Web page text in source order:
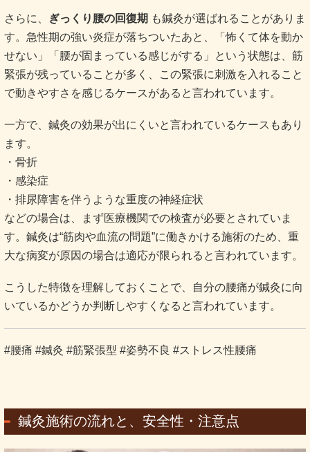
さらに、 ぎっくり腰の回復期 も鍼灸が選ばれることがありま
す。急性期の強い炎症が落ちついたあと、「怖くて体を動か
せない」「腰が固まっている感じがする」という状態は、筋
緊張が残っていることが多く、この緊張に刺激を入れること
で動きやすさを感じるケースがあると言われています。
一方で、鍼灸の効果が出にくいと言われているケースもあり
ます。
・骨折
・感染症
・排尿障害を伴うような重度の神経症状
などの場合は、まず医療機関での検査が必要とされていま
す。鍼灸は“筋肉や血流の問題”に働きかける施術のため、重
大な病変が原因の場合は適応が限られると言われています。
こうした特徴を理解しておくことで、自分の腰痛が鍼灸に向
いているかどうか判断しやすくなると言われています。
#腰痛 #鍼灸 #筋緊張型 #姿勢不良 #ストレス性腰痛
鍼灸施術の流れと、安全性・注意点